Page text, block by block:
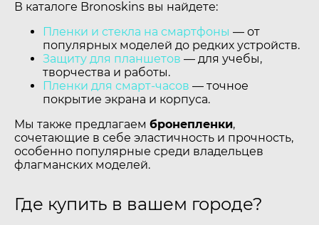
В каталоге Bronoskins вы найдете:
Пленки и стекла на смартфоны — от
популярных моделей до редких устройств.
Защиту для планшетов — для учебы,
творчества и работы.
Пленки для смарт-часов — точное
покрытие экрана и корпуса.
Мы также предлагаем бронепленки,
сочетающие в себе эластичность и прочность,
особенно популярные среди владельцев
флагманских моделей.
Где купить в вашем городе?